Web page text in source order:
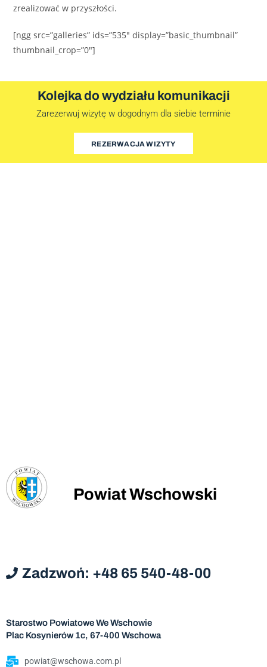
zrealizować w przyszłości.
[ngg src=”galleries” ids=”535″ display=”basic_thumbnail”
thumbnail_crop=”0″]
Kolejka do wydziału komunikacji
Zarezerwuj wizytę w dogodnym dla siebie terminie
REZERWACJA WIZYTY
Powiat Wschowski
Zadzwoń: +48 65 540-48-00
Starostwo Powiatowe We Wschowie
Plac Kosynierów 1c, 67-400 Wschowa
powiat@wschowa.com.pl